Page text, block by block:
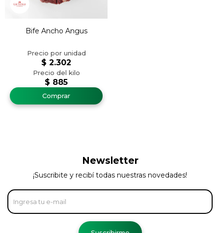
Bife Ancho Angus
$ 885
$ 2.302
Newsletter
¡Suscribite y recibí todas nuestras novedades!